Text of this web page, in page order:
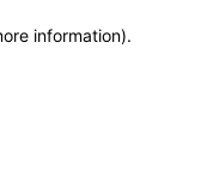
information).